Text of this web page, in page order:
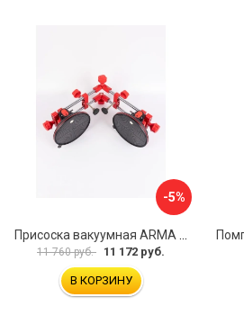
-5%
Присоска вакуумная ARMA P625A
11 760 руб. 11 172 руб.
В КОРЗИНУ